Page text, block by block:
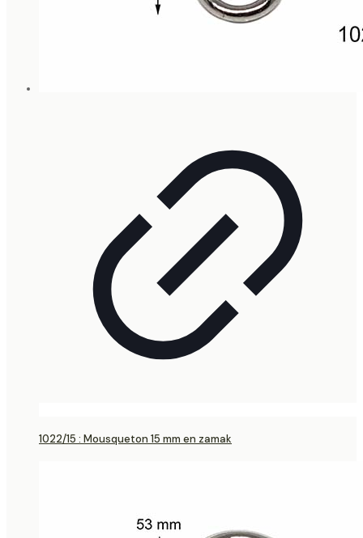
1022/15 : Mousqueton 15 mm en zamak